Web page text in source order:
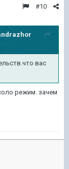
#10
вас
режим. зачем